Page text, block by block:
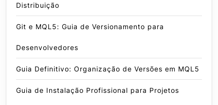
Distribuição
Git e MQL5: Guia de Versionamento para
Desenvolvedores
Guia Definitivo: Organização de Versões em MQL5
Guia de Instalação Profissional para Projetos